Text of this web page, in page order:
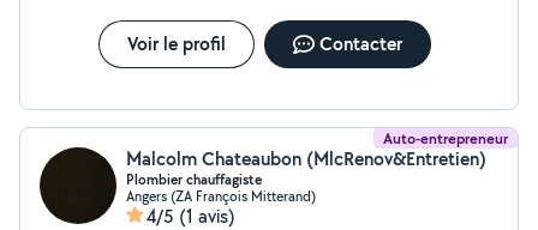
Voir le profil Contacter
Auto-entrepreneur
Malcolm Chateaubon (MlcRenov&Entretien)
Plombier chauffagiste
Angers (ZA François Mitterand)
4/5 (1 avis)